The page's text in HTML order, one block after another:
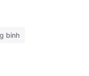
binh